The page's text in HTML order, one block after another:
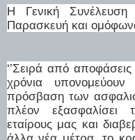
Η Γενική
Παρασκευή και
‘’Σειρά από
χρόνια
πρόσβαση των
πλέον εξασφαλίσει
εταίρους μας και